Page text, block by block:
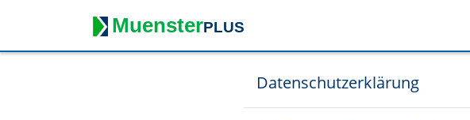
MuensterPLUS
Datenschutzerklärung